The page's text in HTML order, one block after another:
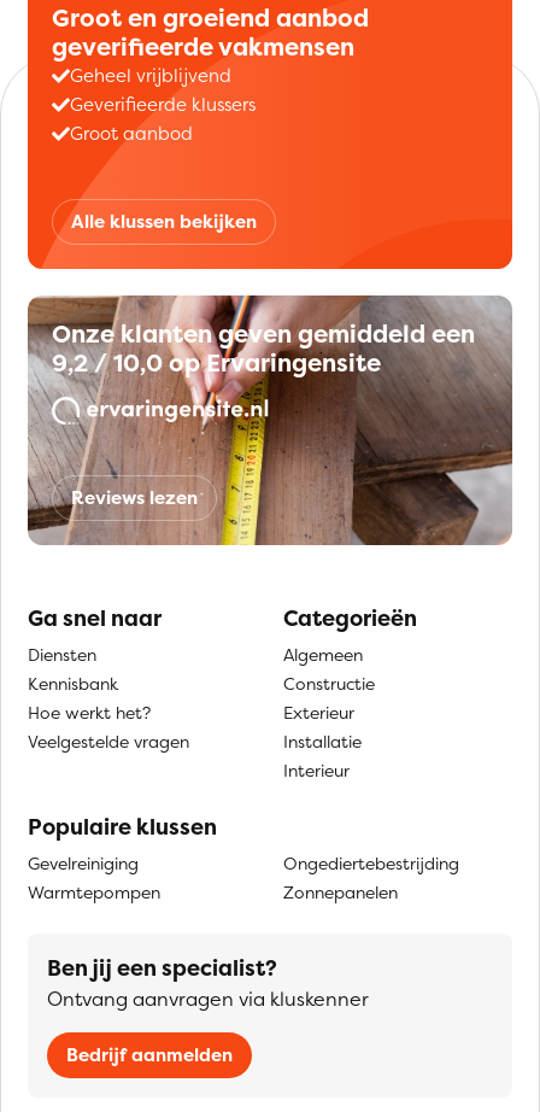
Groot en groeiend aanbod
geverifieerde vakmensen
Geheel vrijblijvend
Geverifieerde klussers
Groot aanbod
Alle klussen bekijken
Onze klanten geven gemiddeld een
9,2 / 10,0 op Ervaringensite
Reviews lezen
Ga snel naar
Diensten
Kennisbank
Hoe werkt het?
Veelgestelde vragen
Categorieën
Algemeen
Constructie
Exterieur
Installatie
Interieur
Populaire klussen
Gevelreiniging
Warmtepompen
Ongediertebestrijding
Zonnepanelen
Ben jij een specialist?
Ontvang aanvragen via kluskenner
Bedrijf aanmelden